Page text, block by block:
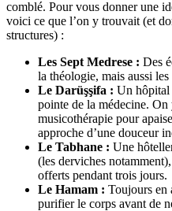
comblé. Pour vous donner une
voici ce que l’on y trouvait (et
structures) :
Les Sept Medrese : Des
la théologie, mais aussi
Le Darüşşifa : Un hôpital
pointe de la médecine.
musicothérapie pour
approche d’une douceur
Le Tabhane : Une
(les derviches
offerts pendant trois jours.
Le Hamam : Toujours en
purifier le corps avant de